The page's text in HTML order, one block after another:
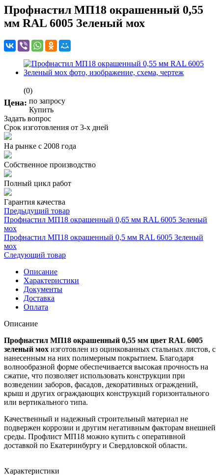
Профнастил МП18 окрашенный 0,55
мм RAL 6005 Зеленый мох
(0)
Цена: по запросу
Купить
Задать вопрос
Срок изготовления от 3-х дней
На рынке с 2008 года
Собственное производство
Полный цикл работ
Гарантия качества
Предыдущий товар
Профнастил МП18 окрашенный 0,65 мм RAL 6005 Зеленый
мох
Профнастил МП18 окрашенный 0,5 мм RAL 6005 Зеленый
мох
Следующий товар
Описание
Характеристики
Документы
Доставка
Оплата
Описание
Профнастил МП18 окрашенный 0,55 мм цвет RAL 6005
зеленый мох изготовлен из оцинкованных стальных листов, с
нанесенным на них полимерным покрытием. Благодаря
волнообразной форме обеспечивается высокая прочность на
сжатие, что позволяет использовать конструкции при
возведении заборов, фасадов, декоративных ограждений,
крыш и других ограждающих конструкций горизонтального
или вертикального типа.
Качественный и надежный строительный материал не
подвержен коррозии и другим негативным факторам внешней
среды. Профлист МП18 можно купить с оперативной
доставкой по Екатеринбургу и Свердловской области.
Характеристики